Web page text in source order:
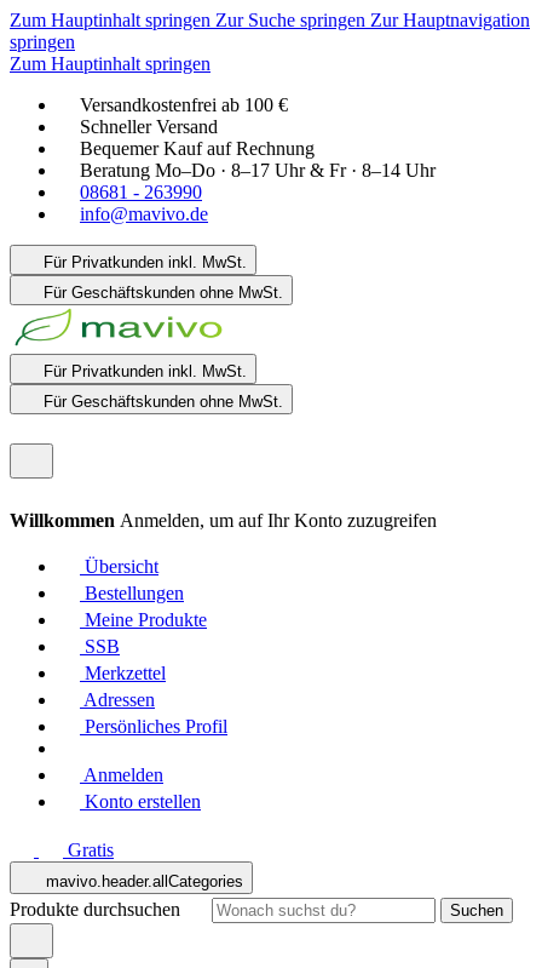
Zum Hauptinhalt springen Zur Suche springen Zur Hauptnavigation
springen
Zum Hauptinhalt springen
Versandkostenfrei ab 100 €
Schneller Versand
Bequemer Kauf auf Rechnung
Beratung Mo–Do · 8–17 Uhr & Fr · 8–14 Uhr
08681 - 263990
info@mavivo.de
Für Privatkunden inkl. MwSt.
Für Geschäftskunden ohne MwSt.
Für Privatkunden inkl. MwSt.
Für Geschäftskunden ohne MwSt.
Willkommen Anmelden, um auf Ihr Konto zuzugreifen
Übersicht
Bestellungen
Meine Produkte
SSB
Merkzettel
Adressen
Persönliches Profil
Anmelden
Konto erstellen
Gratis
mavivo.header.allCategories
Produkte durchsuchen Suchen